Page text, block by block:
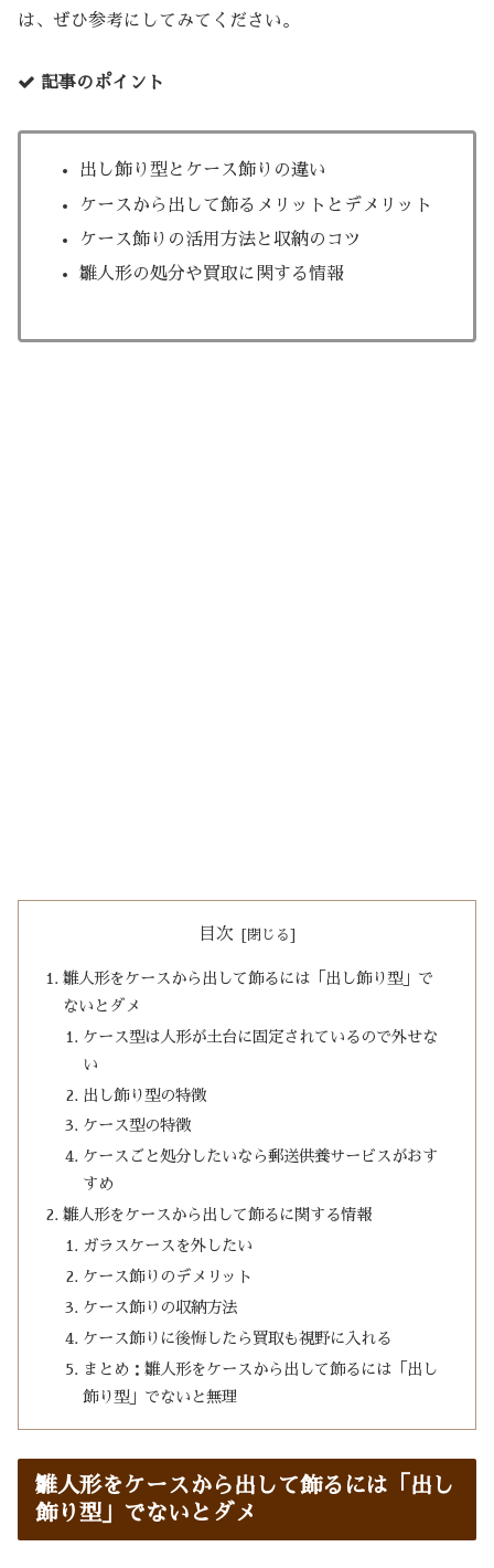
は、ぜひ参考にしてみてください。
記事のポイント
出し飾り型とケース飾りの違い
ケースから出して飾るメリットとデメリット
ケース飾りの活用方法と収納のコツ
雛人形の処分や買取に関する情報
目次
雛人形をケースから出して飾るには「出し飾り型」で
ないとダメ
ケース型は人形が土台に固定されているので外せな
い
出し飾り型の特徴
ケース型の特徴
ケースごと処分したいなら郵送供養サービスがおす
すめ
雛人形をケースから出して飾るに関する情報
ガラスケースを外したい
ケース飾りのデメリット
ケース飾りの収納方法
ケース飾りに後悔したら買取も視野に入れる
まとめ：雛人形をケースから出して飾るには「出し
飾り型」でないと無理
雛人形をケースから出して飾るには「出し
飾り型」でないとダメ